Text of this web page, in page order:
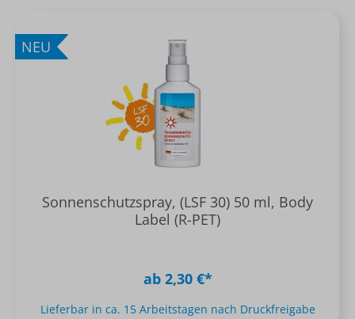
NEU
Sonnenschutzspray, (LSF 30) 50 ml, Body
Label (R-PET)
ab 2,30 €*
Lieferbar in ca. 15 Arbeitstagen nach Druckfreigabe